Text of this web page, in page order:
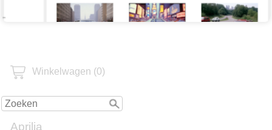
Winkelwagen (0)
Aprilia